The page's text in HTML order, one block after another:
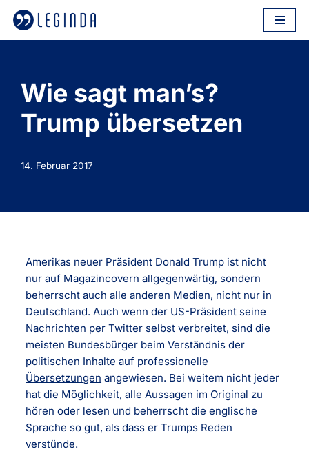
Zum
Wie sagt man’s?
Trump übersetzen
14. Februar 2017
Amerikas neuer Präsident Donald Trump ist nicht
nur auf Magazincovern allgegenwärtig, sondern
beherrscht auch alle anderen Medien, nicht nur in
Deutschland. Auch wenn der US-Präsident seine
Nachrichten per Twitter selbst verbreitet, sind die
meisten Bundesbürger beim Verständnis der
politischen Inhalte auf professionelle
Übersetzungen angewiesen. Bei weitem nicht jeder
hat die Möglichkeit, alle Aussagen im Original zu
hören oder lesen und beherrscht die englische
Sprache so gut, als dass er Trumps Reden
verstünde.